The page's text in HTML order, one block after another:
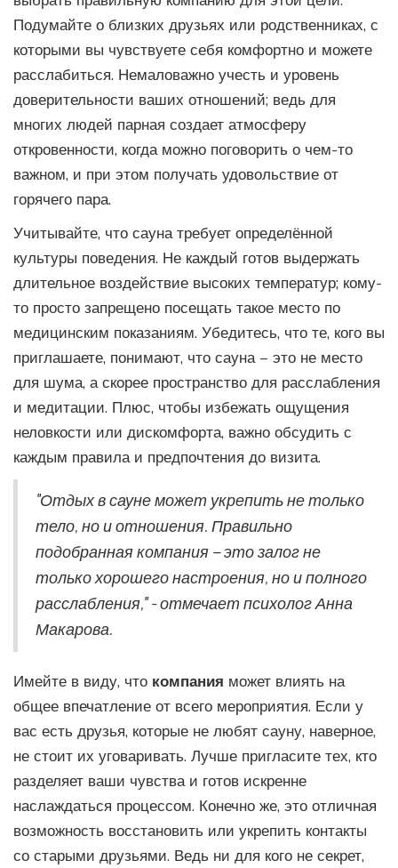
Подумайте о близких друзьях или родственниках, с
которыми вы чувствуете себя комфортно и можете
расслабиться. Немаловажно учесть и уровень
доверительности ваших отношений; ведь для
многих людей парная создает атмосферу
откровенности, когда можно поговорить о чем-то
важном, и при этом получать удовольствие от
горячего пара.
Учитывайте, что сауна требует определённой
культуры поведения. Не каждый готов выдержать
длительное воздействие высоких температур; кому-
то просто запрещено посещать такое место по
медицинским показаниям. Убедитесь, что те, кого вы
приглашаете, понимают, что сауна – это не место
для шума, а скорее пространство для расслабления
и медитации. Плюс, чтобы избежать ощущения
неловкости или дискомфорта, важно обсудить с
каждым правила и предпочтения до визита.
"Отдых в сауне может укрепить не только
тело, но и отношения. Правильно
подобранная компания – это залог не
только хорошего настроения, но и полного
расслабления," - отмечает психолог Анна
Макарова.
Имейте в виду, что компания может влиять на
общее впечатление от всего мероприятия. Если у
вас есть друзья, которые не любят сауну, наверное,
не стоит их уговаривать. Лучше пригласите тех, кто
разделяет ваши чувства и готов искренне
наслаждаться процессом. Конечно же, это отличная
возможность восстановить или укрепить контакты
со старыми друзьями. Ведь ни для кого не секрет,